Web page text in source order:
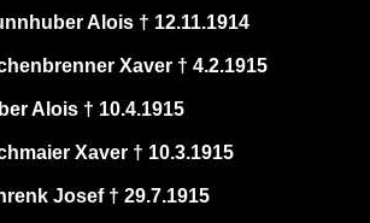
Alois † 12.11.1914
Xaver † 4.2.1915
Alois † 10.4.1915
Xaver † 10.3.1915
Josef † 29.7.1915